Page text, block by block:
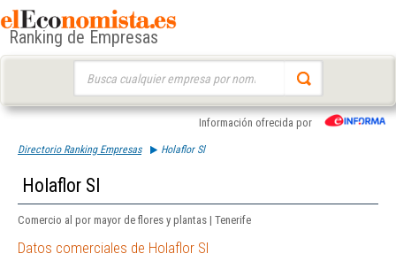
Ranking de Empresas
Información ofrecida por
Directorio Ranking Empresas Holaflor Sl
Holaflor Sl
Comercio al por mayor de flores y plantas | Tenerife
Datos comerciales de Holaflor Sl